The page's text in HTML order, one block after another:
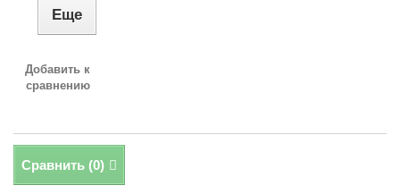
Еще
Добавить к
сравнению
Сравнить (0)